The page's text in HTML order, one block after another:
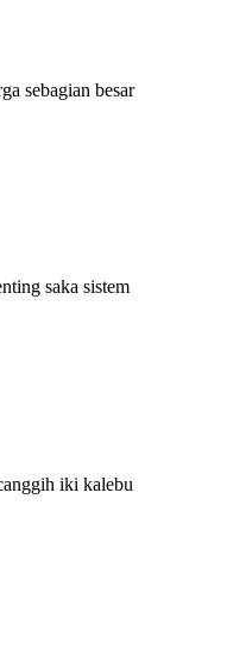
sebagian besar
saka sistem
iki kalebu